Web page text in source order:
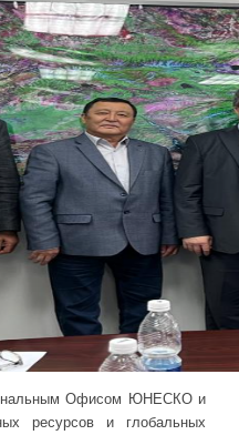
Офисом ЮНЕСКО и
ресурсов и глобальных